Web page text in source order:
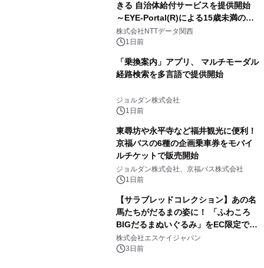
きる 自治体給付サービスを提供開始
～EYE-Portal(R)による15歳未満の本
人認証と デジタルデバイド対策で実現
～
株式会社NTTデータ関西
1日前
「乗換案内」アプリ、 マルチモーダル
経路検索を多言語で提供開始
ジョルダン株式会社
1日前
東尋坊や永平寺など福井観光に便利！
京福バスの6種の企画乗車券をモバイ
ルチケットで販売開始
ジョルダン株式会社、京福バス株式会社
1日前
【サラブレッドコレクション】あの名
馬たちがだるまの姿に！ 「ふわころ
BIGだるまぬいぐるみ」をEC限定で受
注販売開始
株式会社エスケイジャパン
3日前